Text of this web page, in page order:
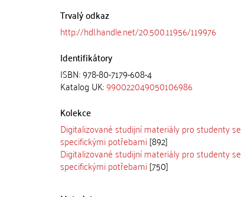
Trvalý odkaz
http://hdl.handle.net/20.500.11956/119976
Identifikátory
ISBN: 978-80-7179-608-4
Katalog UK:990022049050106986
Kolekce
Digitalizované studijní materiály pro studenty se
specifickými potřebami[892]
Digitalizované studijní materiály pro studenty se
specifickými potřebami[750]